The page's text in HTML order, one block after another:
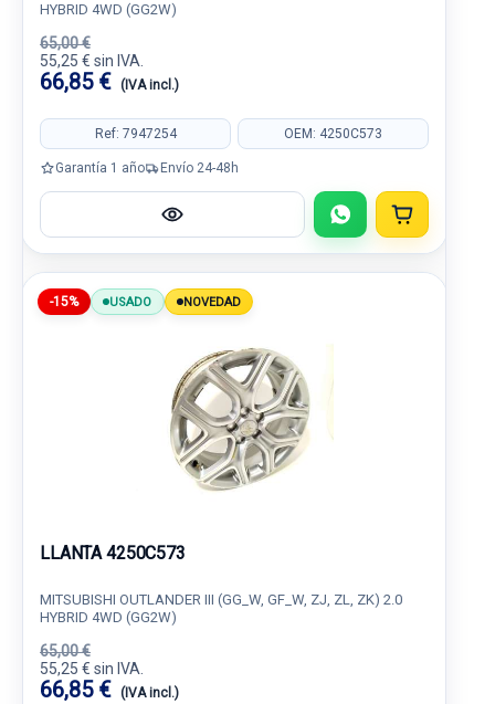
HYBRID 4WD (GG2W)
65,00 €
55,25 € sin IVA.
66,85 € (IVA incl.)
Ref: 7947254 OEM: 4250C573
Garantía 1 año Envío 24-48h
-15% USADO NOVEDAD
LLANTA 4250C573
MITSUBISHI OUTLANDER III (GG_W, GF_W, ZJ, ZL, ZK) 2.0
HYBRID 4WD (GG2W)
65,00 €
55,25 € sin IVA.
66,85 € (IVA incl.)